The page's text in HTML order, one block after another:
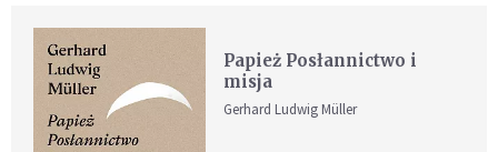
Papież Posłannictwo i
misja
Gerhard Ludwig Müller